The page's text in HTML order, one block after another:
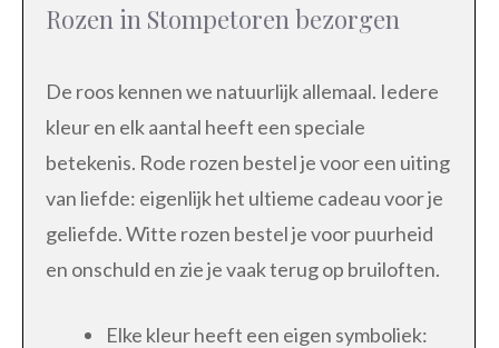
Rozen in Stompetoren bezorgen
De roos kennen we natuurlijk allemaal. Iedere
kleur en elk aantal heeft een speciale
betekenis. Rode rozen bestel je voor een uiting
van liefde: eigenlijk het ultieme cadeau voor je
geliefde. Witte rozen bestel je voor puurheid
en onschuld en zie je vaak terug op bruiloften.
Elke kleur heeft een eigen symboliek: